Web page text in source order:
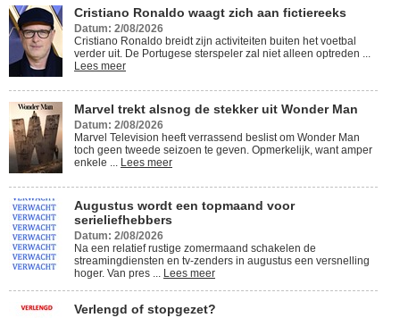
Cristiano Ronaldo waagt zich aan fictiereeks
Datum: 2/08/2026
Cristiano Ronaldo breidt zijn activiteiten buiten het voetbal
verder uit. De Portugese sterspeler zal niet alleen optreden ...
Lees meer
Marvel trekt alsnog de stekker uit Wonder Man
Datum: 2/08/2026
Marvel Television heeft verrassend beslist om Wonder Man
toch geen tweede seizoen te geven. Opmerkelijk, want amper
enkele ... Lees meer
Augustus wordt een topmaand voor
serieliefhebbers
Datum: 2/08/2026
Na een relatief rustige zomermaand schakelen de
streamingdiensten en tv-zenders in augustus een versnelling
hoger. Van pres ... Lees meer
Verlengd of stopgezet?